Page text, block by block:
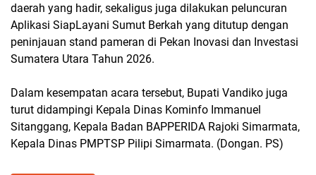
daerah yang hadir, sekaligus juga dilakukan peluncuran
Aplikasi SiapLayani Sumut Berkah yang ditutup dengan
peninjauan stand pameran di Pekan Inovasi dan Investasi
Sumatera Utara Tahun 2026.
Dalam kesempatan acara tersebut, Bupati Vandiko juga
turut didampingi Kepala Dinas Kominfo Immanuel
Sitanggang, Kepala Badan BAPPERIDA Rajoki Simarmata,
Kepala Dinas PMPTSP Pilipi Simarmata. (Dongan. PS)